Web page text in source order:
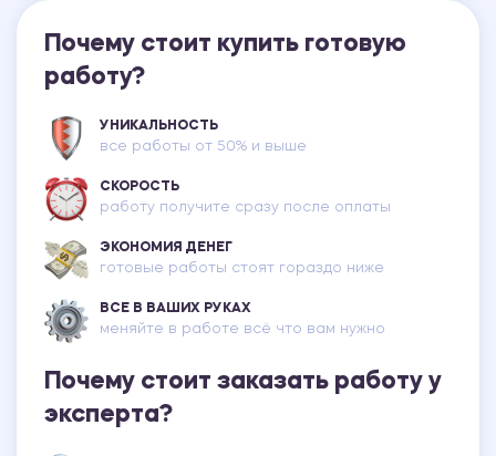
Почему стоит купить готовую
работу?
УНИКАЛЬНОСТЬ
все работы от 50% и выше
СКОРОСТЬ
работу получите сразу после оплаты
ЭКОНОМИЯ ДЕНЕГ
готовые работы стоят гораздо ниже
ВСЕ В ВАШИХ РУКАХ
меняйте в работе всё что вам нужно
Почему стоит заказать работу у
эксперта?